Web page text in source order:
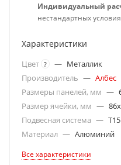
Индивидуальный
нестандартных
Характеристики
Цвет ? — Металлик
Производитель — Албес
Размеры панелей, мм —
Размер ячейки, мм —
Подвесная система — T15
Материал — Алюминий
Все характеристики